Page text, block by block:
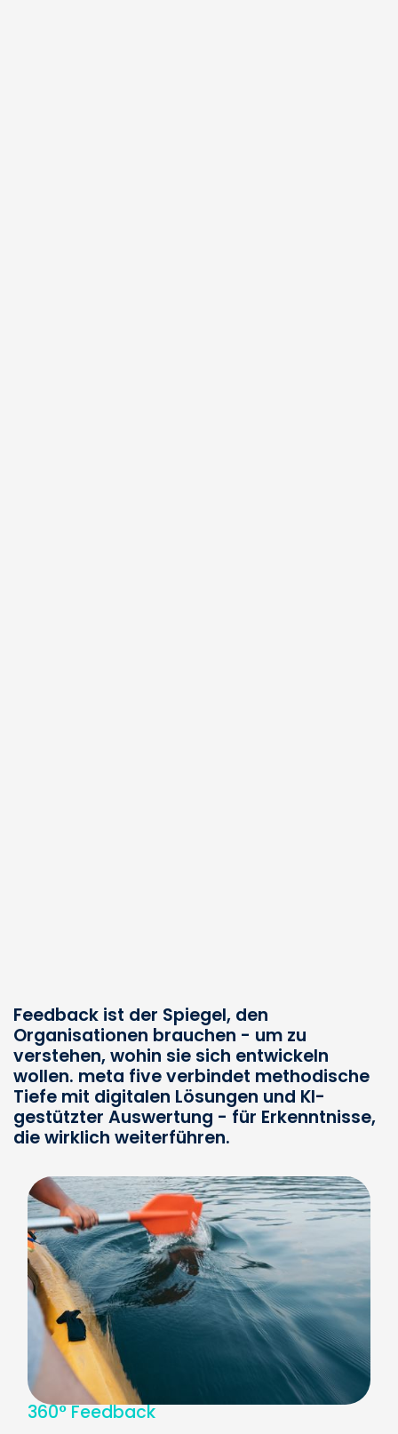
Feedback ist der Spiegel, den
Organisationen brauchen - um zu
verstehen, wohin sie sich entwickeln
wollen. meta five verbindet methodische
Tiefe mit digitalen Lösungen und KI-
gestützter Auswertung - für Erkenntnisse,
die wirklich weiterführen.
360° Feedback